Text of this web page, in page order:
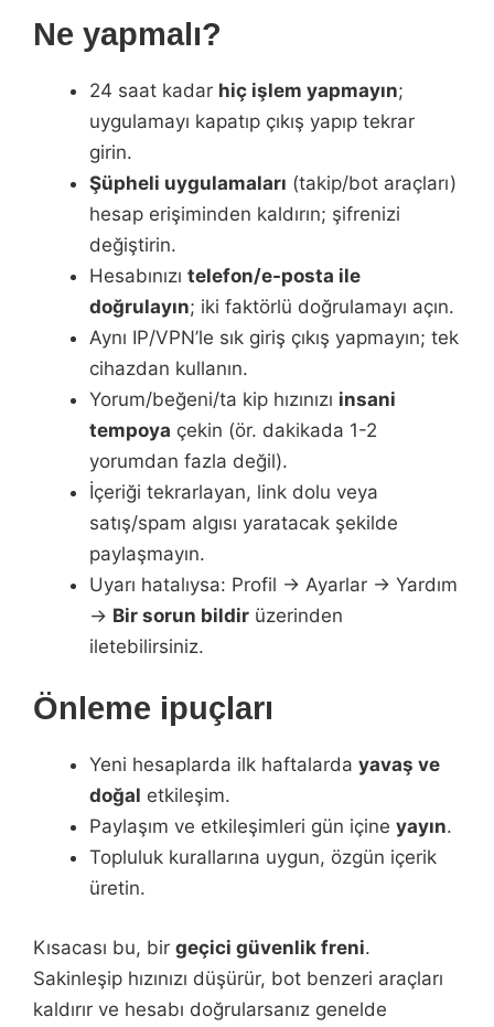
Ne yapmalı?
24 saat kadar hiç işlem yapmayın;
uygulamayı kapatıp çıkış yapıp tekrar
girin.
Şüpheli uygulamaları (takip/bot araçları)
hesap erişiminden kaldırın; şifrenizi
değiştirin.
Hesabınızı telefon/e-posta ile
doğrulayın; iki faktörlü doğrulamayı açın.
Aynı IP/VPN’le sık giriş çıkış yapmayın; tek
cihazdan kullanın.
Yorum/beğeni/ta kip hızınızı insani
tempoya çekin (ör. dakikada 1-2
yorumdan fazla değil).
İçeriği tekrarlayan, link dolu veya
satış/spam algısı yaratacak şekilde
paylaşmayın.
Uyarı hatalıysa: Profil → Ayarlar → Yardım
→ Bir sorun bildir üzerinden
iletebilirsiniz.
Önleme ipuçları
Yeni hesaplarda ilk haftalarda yavaş ve
doğal etkileşim.
Paylaşım ve etkileşimleri gün içine yayın.
Topluluk kurallarına uygun, özgün içerik
üretin.
Kısacası bu, bir geçici güvenlik freni.
Sakinleşip hızınızı düşürür, bot benzeri araçları
kaldırır ve hesabı doğrularsanız genelde